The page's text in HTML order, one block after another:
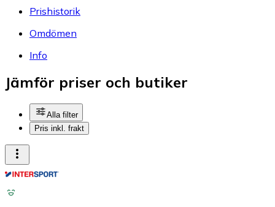
Prishistorik
Omdömen
Info
Jämför priser och butiker
Alla filter
Pris inkl. frakt